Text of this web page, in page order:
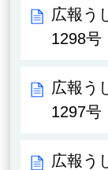
広報う
1298号
広報う
1297号
広報う